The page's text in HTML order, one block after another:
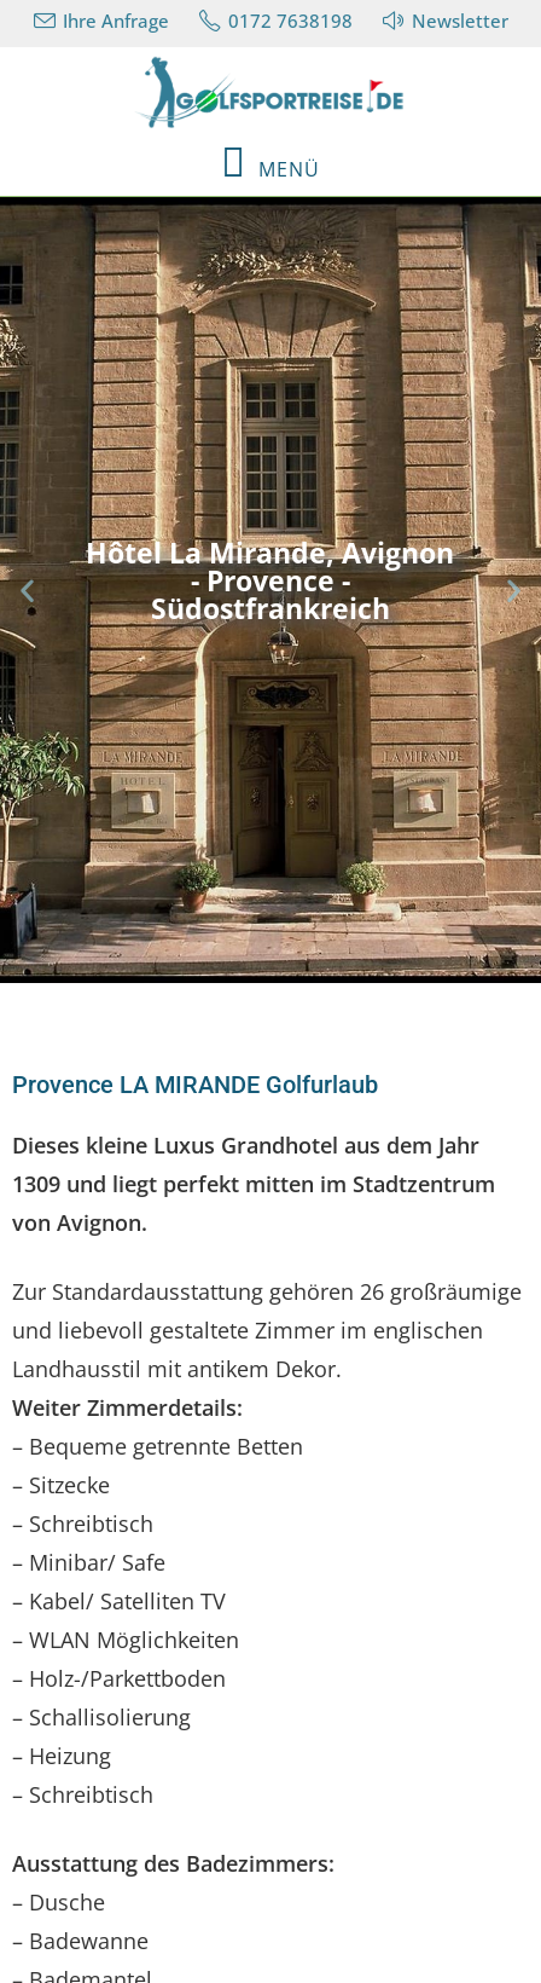
Ihre Anfrage 0172 7638198 Newsletter
MENÜ
Hôtel La Mirande, Avignon
- Provence -
Südostfrankreich
Provence LA MIRANDE Golfurlaub
Dieses kleine Luxus Grandhotel aus dem Jahr
1309 und liegt perfekt mitten im Stadtzentrum
von Avignon.
Zur Standardausstattung gehören 26 großräumige
und liebevoll gestaltete Zimmer im englischen
Landhausstil mit antikem Dekor.
Weiter Zimmerdetails:
– Bequeme getrennte Betten
– Sitzecke
– Schreibtisch
– Minibar/ Safe
– Kabel/ Satelliten TV
– WLAN Möglichkeiten
– Holz-/Parkettboden
– Schallisolierung
– Heizung
– Schreibtisch
Ausstattung des Badezimmers:
– Dusche
– Badewanne